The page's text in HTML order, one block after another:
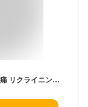
【日本製ギア仕様】座いす 座椅子 健康座いす 腰痛 リクライニングチェア 角度調節 角度変更 背中 イス 椅子 国産 日本製 リラックス おしゃれ モダン シンプル 北欧 コンパクト 折りたたみ